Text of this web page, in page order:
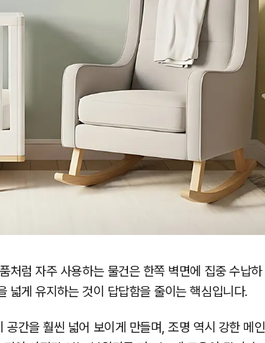
처럼 자주 사용하는 물건은 한쪽 벽면에 집중 수납하
넓게 유지하는 것이 답답함을 줄이는 핵심입니다.
간을 훨씬 넓어 보이게 만들며, 조명 역시 강한 메인